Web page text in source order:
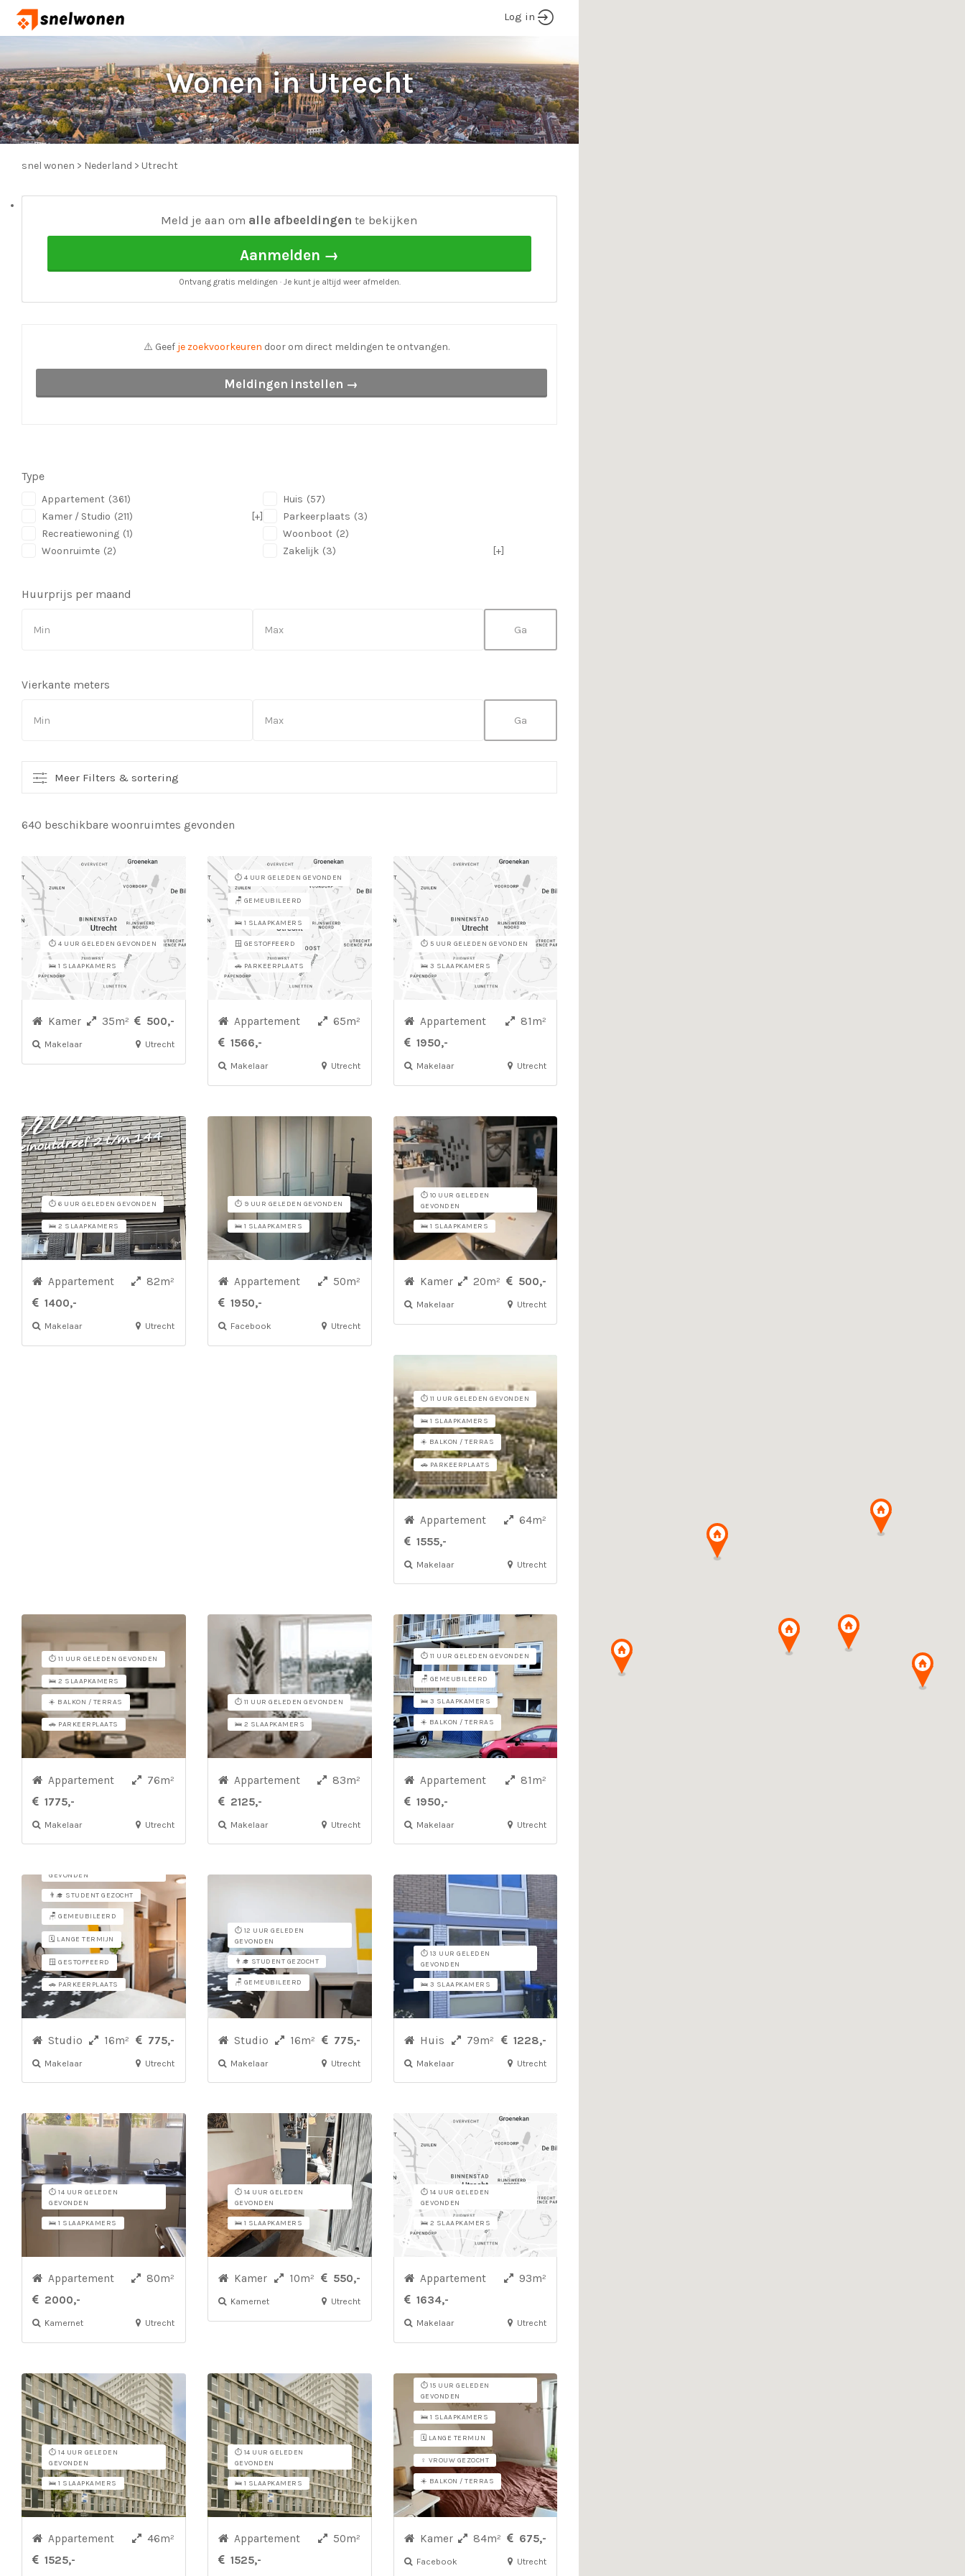
Log in
Wonen in Utrecht
snel wonen > Nederland > Utrecht
Meld je aan om alle afbeeldingen te bekijken
Aanmelden →
Ontvang gratis meldingen · Je kunt je altijd weer afmelden.
⚠️ Geef je zoekvoorkeuren door om direct meldingen te ontvangen.
Meldingen instellen →
Type
Appartement (361) Huis (57)
Kamer / Studio (211) [+] Parkeerplaats (3)
Recreatiewoning (1) Woonboot (2)
Woonruimte (2) Zakelijk (3) [+]
Huurprijs per maand
Vierkante meters
Meer Filters & sortering
640 beschikbare woonruimtes gevonden
⏱️ 4 UUR GELEDEN GEVONDEN
🛌 1 SLAAPKAMERS
Kamer 35m² 500,-
Makelaar Utrecht
⏱️ 4 UUR GELEDEN GEVONDEN
🪑 GEMEUBILEERD
🛌 1 SLAAPKAMERS
🪟 GESTOFFEERD
🚗 PARKEERPLAATS
Appartement
65m²
1566,-
Makelaar Utrecht
⏱️ 5 UUR GELEDEN GEVONDEN
🛌 3 SLAAPKAMERS
Appartement
81m²
1950,-
Makelaar Utrecht
⏱️ 6 UUR GELEDEN GEVONDEN
🛌 2 SLAAPKAMERS
Appartement
82m²
1400,-
Makelaar Utrecht
⏱️ 9 UUR GELEDEN GEVONDEN
🛌 1 SLAAPKAMERS
Appartement
50m²
1950,-
Facebook Utrecht
⏱️ 10 UUR GELEDEN
GEVONDEN
🛌 1 SLAAPKAMERS
Kamer 20m² 500,-
Makelaar Utrecht
⏱️ 11 UUR GELEDEN GEVONDEN
🛌 1 SLAAPKAMERS
☀️ BALKON / TERRAS
🚗 PARKEERPLAATS
Appartement
64m²
1555,-
Makelaar Utrecht
⏱️ 11 UUR GELEDEN GEVONDEN
🛌 2 SLAAPKAMERS
☀️ BALKON / TERRAS
🚗 PARKEERPLAATS
Appartement
76m²
1775,-
Makelaar Utrecht
⏱️ 11 UUR GELEDEN GEVONDEN
🛌 2 SLAAPKAMERS
Appartement
83m²
2125,-
Makelaar Utrecht
⏱️ 11 UUR GELEDEN GEVONDEN
🪑 GEMEUBILEERD
🛌 3 SLAAPKAMERS
☀️ BALKON / TERRAS
Appartement
81m²
1950,-
Makelaar Utrecht
GEVONDEN
👨‍🎓 STUDENT GEZOCHT
🪑 GEMEUBILEERD
🗓️ LANGE TERMIJN
🪟 GESTOFFEERD
🚗 PARKEERPLAATS
Studio 16m² 775,-
Makelaar Utrecht
⏱️ 12 UUR GELEDEN
GEVONDEN
👨‍🎓 STUDENT GEZOCHT
🪑 GEMEUBILEERD
Studio 16m² 775,-
Makelaar Utrecht
⏱️ 13 UUR GELEDEN
GEVONDEN
🛌 3 SLAAPKAMERS
Huis 79m² 1228,-
Makelaar Utrecht
⏱️ 14 UUR GELEDEN
GEVONDEN
🛌 1 SLAAPKAMERS
Appartement
80m²
2000,-
Kamernet Utrecht
⏱️ 14 UUR GELEDEN
GEVONDEN
🛌 1 SLAAPKAMERS
Kamer 10m² 550,-
Kamernet Utrecht
⏱️ 14 UUR GELEDEN
GEVONDEN
🛌 2 SLAAPKAMERS
Appartement
93m²
1634,-
Makelaar Utrecht
⏱️ 14 UUR GELEDEN
GEVONDEN
🛌 1 SLAAPKAMERS
Appartement
46m²
1525,-
⏱️ 14 UUR GELEDEN
GEVONDEN
🛌 1 SLAAPKAMERS
Appartement
50m²
1525,-
⏱️ 15 UUR GELEDEN
GEVONDEN
🛌 1 SLAAPKAMERS
🗓️ LANGE TERMIJN
♀ VROUW GEZOCHT
☀️ BALKON / TERRAS
Kamer 84m² 675,-
Facebook Utrecht